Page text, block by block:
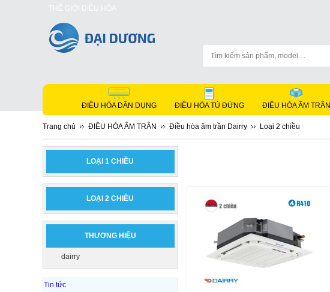
THẾ GIỚI ĐIỀU HÒA
ĐIỀU HÒA DÂN DỤNG ĐIỀU HÒA TỦ ĐỨNG ĐIỀU HÒA ÂM TRẦN
Trang chủ ĐIỀU HÒA ÂM TRẦN Điều hòa âm trần Dairry Loại 2 chiều
LOẠI 1 CHIỀU
LOẠI 2 CHIỀU
THƯƠNG HIỆU
dairry
Tin tức